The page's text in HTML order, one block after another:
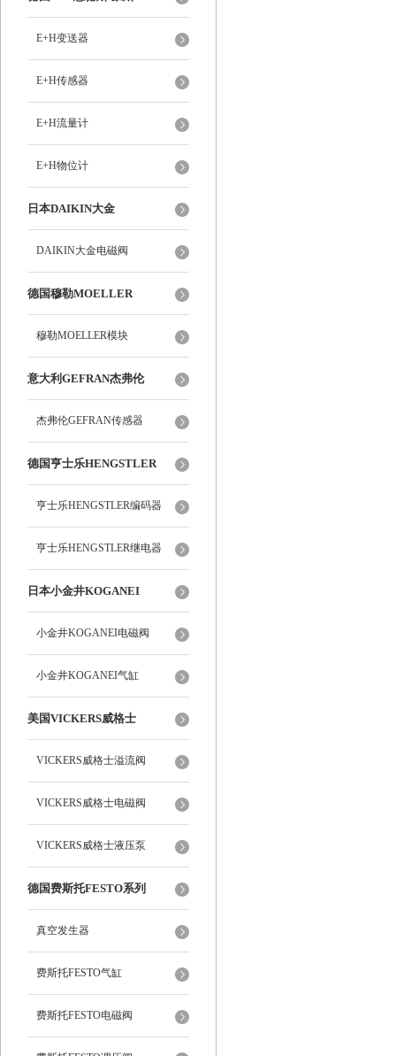
E+H变送器
E+H传感器
E+H流量计
E+H物位计
日本DAIKIN大金
DAIKIN大金电磁阀
德国穆勒MOELLER
穆勒MOELLER模块
意大利GEFRAN杰弗伦
杰弗伦GEFRAN传感器
德国亨士乐HENGSTLER
亨士乐HENGSTLER编码器
亨士乐HENGSTLER继电器
日本小金井KOGANEI
小金井KOGANEI电磁阀
小金井KOGANEI气缸
美国VICKERS威格士
VICKERS威格士溢流阀
VICKERS威格士电磁阀
VICKERS威格士液压泵
德国费斯托FESTO系列
真空发生器
费斯托FESTO气缸
费斯托FESTO电磁阀